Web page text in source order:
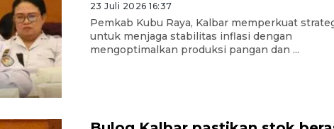
23 Juli 2026 16:37
Pemkab Kubu Raya, Kalbar memperkuat
untuk menjaga stabilitas inflasi dengan
mengoptimalkan produksi pangan dan ...